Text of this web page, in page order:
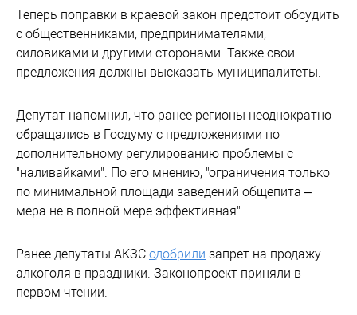
Теперь поправки в краевой закон предстоит обсудить
с общественниками, предпринимателями,
силовиками и другими сторонами. Также свои
предложения должны высказать муниципалитеты.
Депутат напомнил, что ранее регионы неоднократно
обращались в Госдуму с предложениями по
дополнительному регулированию проблемы с
"наливайками". По его мнению, "ограничения только
по минимальной площади заведений общепита –
мера не в полной мере эффективная".
Ранее депутаты АКЗС одобрили запрет на продажу
алкоголя в праздники. Законопроект приняли в
первом чтении.